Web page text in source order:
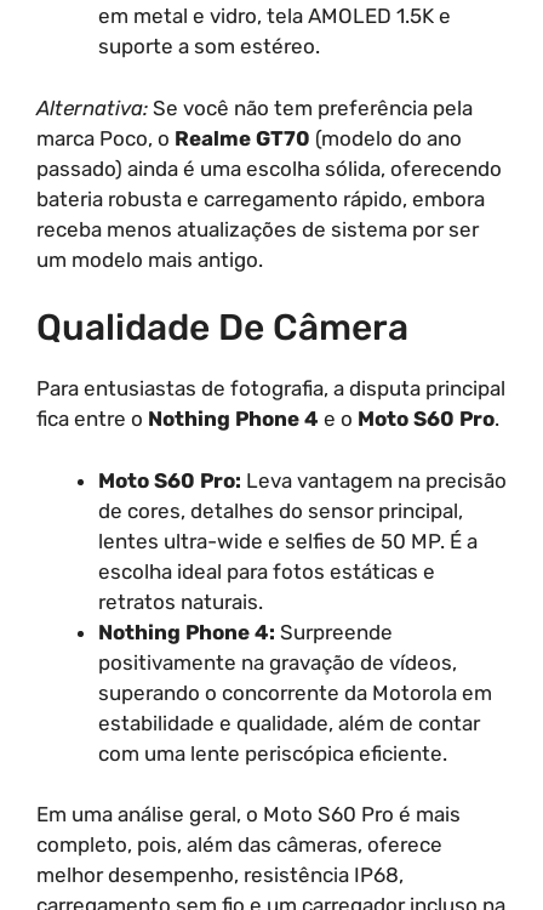
em metal e vidro, tela AMOLED 1.5K e
suporte a som estéreo.
Alternativa: Se você não tem preferência pela
marca Poco, o Realme GT70 (modelo do ano
passado) ainda é uma escolha sólida, oferecendo
bateria robusta e carregamento rápido, embora
receba menos atualizações de sistema por ser
um modelo mais antigo.
Qualidade De Câmera
Para entusiastas de fotografia, a disputa principal
fica entre o Nothing Phone 4 e o Moto S60 Pro.
Moto S60 Pro: Leva vantagem na precisão
de cores, detalhes do sensor principal,
lentes ultra-wide e selfies de 50 MP. É a
escolha ideal para fotos estáticas e
retratos naturais.
Nothing Phone 4: Surpreende
positivamente na gravação de vídeos,
superando o concorrente da Motorola em
estabilidade e qualidade, além de contar
com uma lente periscópica eficiente.
Em uma análise geral, o Moto S60 Pro é mais
completo, pois, além das câmeras, oferece
melhor desempenho, resistência IP68,
carregamento sem fio e um carregador incluso na